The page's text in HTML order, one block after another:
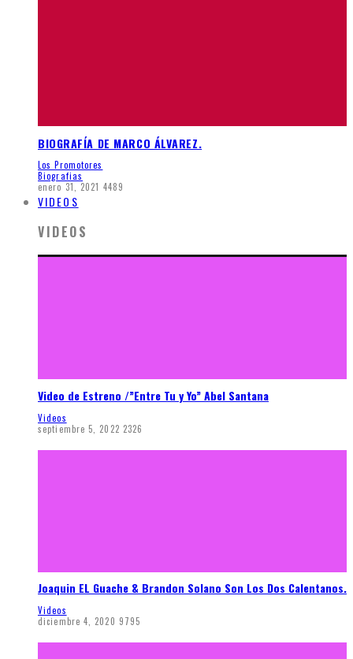
BIOGRAFÍA DE MARCO ÁLVAREZ.
Los Promotores
Biografias
enero 31, 2021 4489
VIDEOS
VIDEOS
Video de Estreno /”Entre Tu y Yo” Abel Santana
Videos
septiembre 5, 2022 2326
Joaquin EL Guache & Brandon Solano Son Los Dos Calentanos.
Videos
diciembre 4, 2020 9795